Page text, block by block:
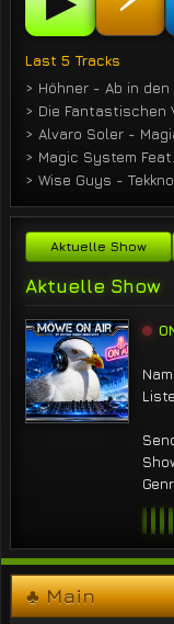
Last 5 Tracks
> Höhner - Ab in den
> Die Fantastischen
> Alvaro Soler -
> Magic System
> Wise Guys - Tekkno
Aktuelle Show
Aktuelle Show
♣ Main